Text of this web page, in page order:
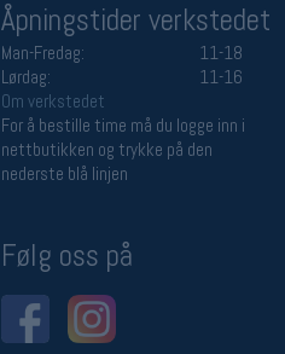
Åpningstider verkstedet
Man-Fredag:
11-18
Lørdag:
11-16
Om verkstedet
For å bestille time må du logge inn i
nettbutikken og trykke på den
nederste blå linjen
Følg oss på